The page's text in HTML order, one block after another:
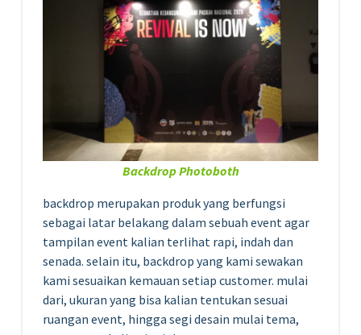
Backdrop Photoboth
backdrop merupakan produk yang berfungsi
sebagai latar belakang dalam sebuah event agar
tampilan event kalian terlihat rapi, indah dan
senada. selain itu, backdrop yang kami sewakan
kami sesuaikan kemauan setiap customer. mulai
dari, ukuran yang bisa kalian tentukan sesuai
ruangan event, hingga segi desain mulai tema,